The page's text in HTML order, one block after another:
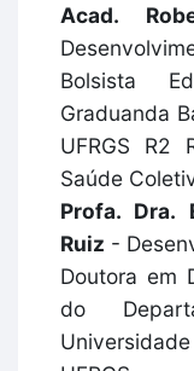
Acad.
Bolsista
Graduanda
UFRGS R2
Saúde
Profa. Dra.
Ruiz -
Doutora em
do